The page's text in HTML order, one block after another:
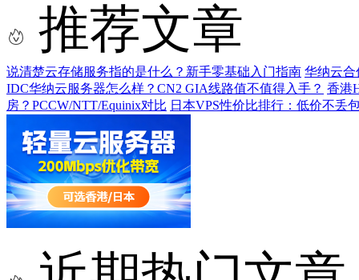
推荐文章
说清楚云存储服务指的是什么？新手零基础入门指南 华纳云合
IDC华纳云服务器怎么样？CN2 GIA线路值不值得入手？ 香港
房？PCCW/NTT/Equinix对比 日本VPS性价比排行：低价不丢